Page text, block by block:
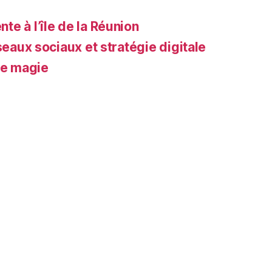
à l’île de la Réunion
sociaux et stratégie digitale
magie